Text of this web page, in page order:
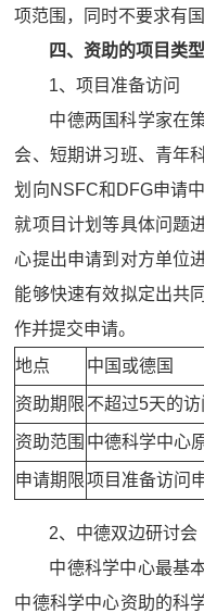
项范围，同时不要求有
四、资助的项目类型
1、项目准备访问
中德两国科学家在
会、短期讲习班、青年
划向NSFC和DFG申请
就项目计划等具体问题
心提出申请到对方单位
能够快速有效拟定出共
作并提交申请。
地点
中国或德国
资助期限 不超过5天的访
资助范围 中德科学中心
申请期限 项目准备访问
2、中德双边研讨会
中德科学中心最基
中德科学中心资助的科